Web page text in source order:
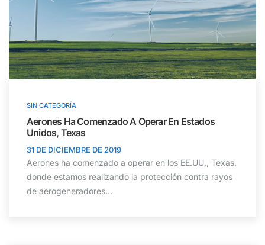
SIN CATEGORÍA
Aerones Ha Comenzado A Operar En Estados
Unidos, Texas
31 DE DICIEMBRE DE 2019
Aerones ha comenzado a operar en los EE.UU., Texas,
donde estamos realizando la protección contra rayos
de aerogeneradores...